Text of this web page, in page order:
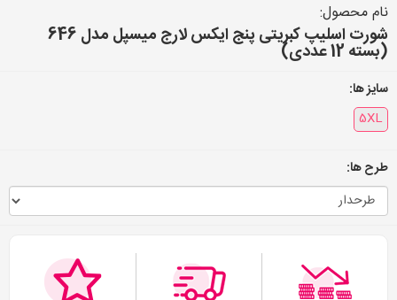
نام محصول:
شورت اسلیپ کبریتی پنج ایکس لارج میسپل مدل 646
(بسته 12 عددی)
سایز ها:
5XL
طرح ها: